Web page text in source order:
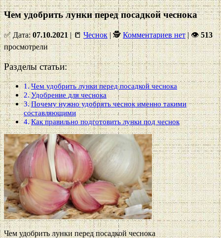
Чем удобрить лунки перед посадкой чеснока
✅ Дата:07.10.2021| 📒Чеснок| 🕵Комментариев нет|👁513
просмотрели
Разделы статьи:
Чем удобрить лунки перед посадкой чеснока
Удобрение для чеснока
Почему нужно удобрять чеснок именно такими
составляющими
Как правильно подготовить лунки под чеснок
Чем удобрить лунки перед посадкой чеснока